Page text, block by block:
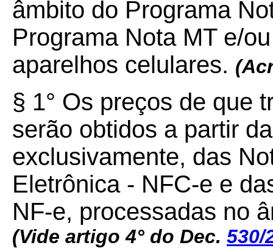
âmbito do Programa
Programa Nota MT e/
aparelhos celulares.
§ 1° Os preços de que
serão obtidos a partir
exclusivamente, das
Eletrônica - NFC-e e
NF-e, processadas no
(Vide artigo 4° do Dec. 530/